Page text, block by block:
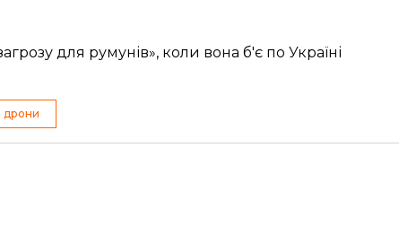
для румунів», коли вона б'є по Україні
дрони